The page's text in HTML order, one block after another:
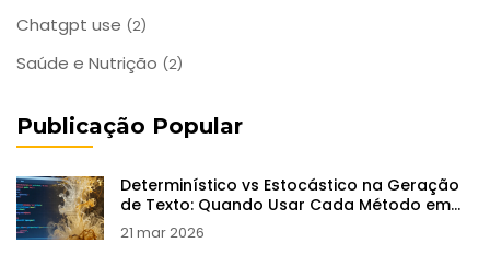
Chatgpt use (2)
Saúde e Nutrição (2)
Publicação Popular
Determinístico vs Estocástico na Geração
de Texto: Quando Usar Cada Método em
LLMs
21 mar 2026